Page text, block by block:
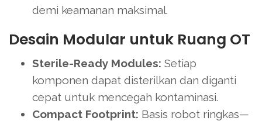
demi keamanan maksimal.
Desain Modular untuk Ruang OT
Sterile-Ready Modules: Setiap
komponen dapat disterilkan dan diganti
cepat untuk mencegah kontaminasi.
Compact Footprint: Basis robot ringkas—